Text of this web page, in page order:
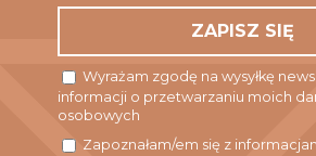
Wyrażam zgodę na wysyłkę
informacji o przetwarzaniu moich
osobowych
Zapoznałam/em się z